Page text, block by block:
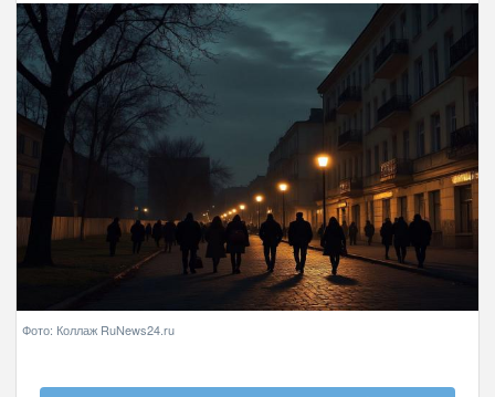
Фото: Коллаж RuNews24.ru